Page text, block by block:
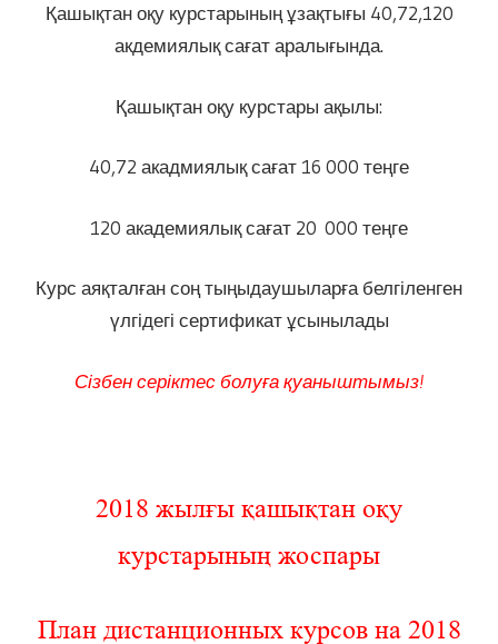
Қашықтан оқу курстарының ұзақтығы 40,72,120
акдемиялық сағат аралығында.
Қашықтан оқу курстары ақылы:
40,72 акадмиялық сағат 16 000 теңге
120 академиялық сағат 20 000 теңге
Курс аяқталған соң тыңыдаушыларға белгіленген
үлгідегі сертификат ұсынылады
Сізбен серіктес болуға қуаныштымыз!
2018 жылғы қашықтан оқу
курстарының жоспары
План дистанционных курсов на 2018